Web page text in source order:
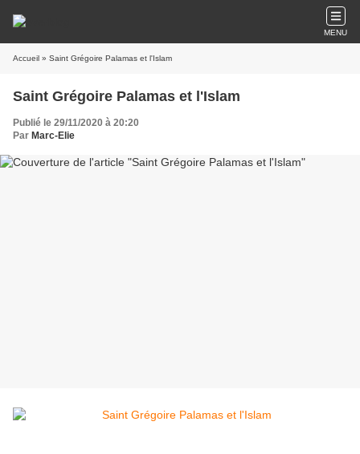
MENU
Accueil » Saint Grégoire Palamas et l'Islam
Saint Grégoire Palamas et l'Islam
Publié le 29/11/2020 à 20:20
Par Marc-Elie